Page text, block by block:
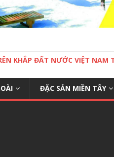
KHẮP ĐẤT NƯỚC VIỆT NAM
ĐẶC SẢN MIỀN TÂY